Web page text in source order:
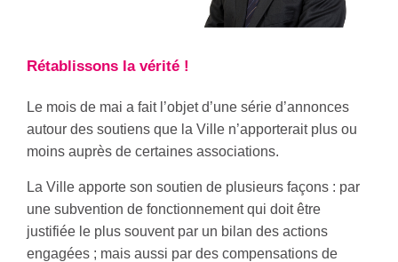
Rétablissons la vérité !
Le mois de mai a fait l’objet d’une série d’annonces
autour des soutiens que la Ville n’apporterait plus ou
moins auprès de certaines associations.
La Ville apporte son soutien de plusieurs façons : par
une subvention de fonctionnement qui doit être
justifiée le plus souvent par un bilan des actions
engagées ; mais aussi par des compensations de